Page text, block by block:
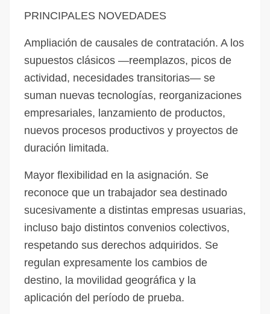
PRINCIPALES NOVEDADES
Ampliación de causales de contratación. A los
supuestos clásicos —reemplazos, picos de
actividad, necesidades transitorias— se
suman nuevas tecnologías, reorganizaciones
empresariales, lanzamiento de productos,
nuevos procesos productivos y proyectos de
duración limitada.
Mayor flexibilidad en la asignación. Se
reconoce que un trabajador sea destinado
sucesivamente a distintas empresas usuarias,
incluso bajo distintos convenios colectivos,
respetando sus derechos adquiridos. Se
regulan expresamente los cambios de
destino, la movilidad geográfica y la
aplicación del período de prueba.